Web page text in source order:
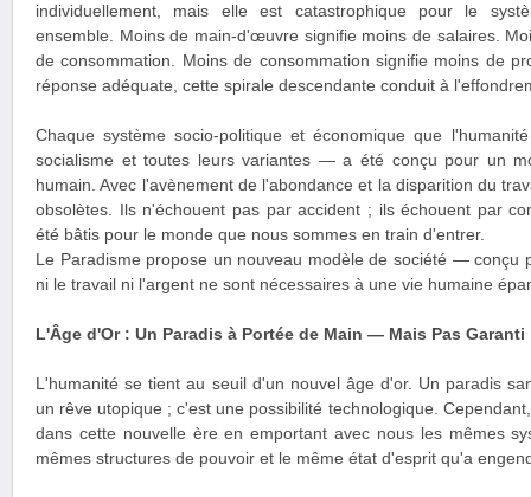
individuellement, mais elle est catastrophique pour le
ensemble. Moins de main-d'œuvre signifie moins de salaires.
de consommation. Moins de consommation signifie moins de
réponse adéquate, cette spirale descendante conduit à
Chaque système socio-politique et économique que
socialisme et toutes leurs variantes — a été conçu pour un
humain. Avec l'avènement de l'abondance et la disparition du
obsolètes. Ils n'échouent pas par accident ; ils échouent par
été bâtis pour le monde que nous sommes en train d'entrer.
Le Paradisme propose un nouveau modèle de société — conçu
ni le travail ni l'argent ne sont nécessaires à une vie humaine
L'Âge d'Or : Un Paradis à Portée de Main — Mais Pas Garanti
L'humanité se tient au seuil d'un nouvel âge d'or. Un paradis
un rêve utopique ; c'est une possibilité technologique.
dans cette nouvelle ère en emportant avec nous les mêmes
mêmes structures de pouvoir et le même état d'esprit qu'a